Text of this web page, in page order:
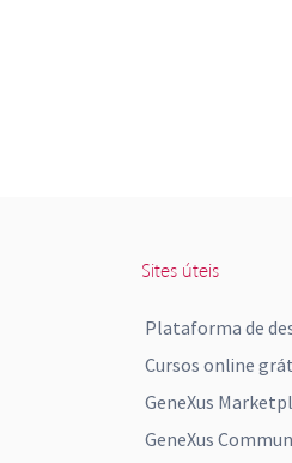
Sites úteis
Plataforma de
Cursos online
GeneXus
GeneXus